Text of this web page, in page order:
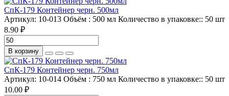
СпК-179 Контейнер черн. 500мл
Артикул: 10-013 Объём : 500 мл Количество в упаковке:: 50 шт
8.90 ₽
В корзину
СпК-179 Контейнер черн. 750мл
Артикул: 10-014 Объём : 750 мл Количество в упаковке:: 50 шт
10.00 ₽